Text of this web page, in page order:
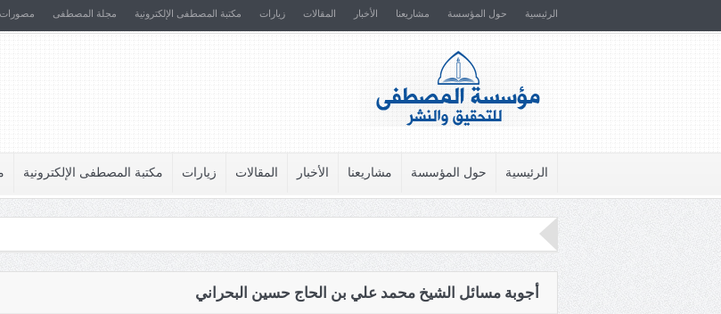
الرئيسية حول المؤسسة مشاريعنا الأخبار المقالات زيارات مكتبة المصطفى الإلكترونية مجلة المصطفى
الرئيسية حول المؤسسة مشاريعنا الأخبار المقالات زيارات مكتبة المصطفى الإلكترونية
أجوبة مسائل الشيخ محمد علي بن الحاج حسين البحراني